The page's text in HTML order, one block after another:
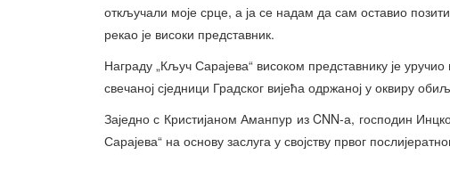
откључали моје срце, а ја се надам да сам оставио
рекао је високи представник.
Награду „Кључ Сарајева“ високом представнику је
свечаној сједници Градског вијећа одржаној у оквиру
Заједно с Кристијаном Аманпур из CNN-а, господин
Сарајева“ на основу заслуга у својству првог